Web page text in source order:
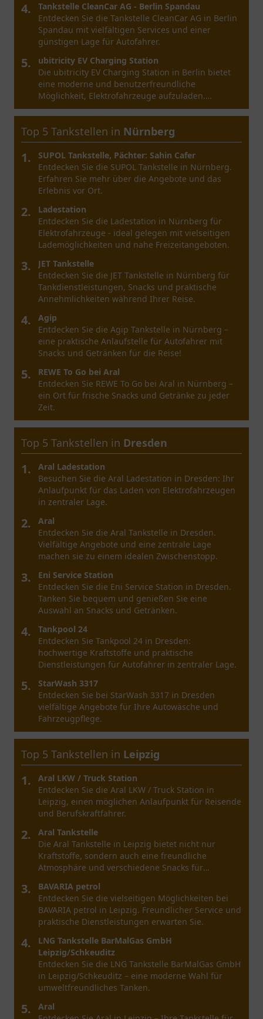
4.
Amc Oil & Gas
Erleben Sie Amc Oil & Gas in Bremen – eine
vielseitige Anlaufstelle für Energielösungen und
Produkte.
5.
Hoyer Automatenstation
Entdecken Sie die Hoyer Automatenstation in
Bremen – eine praktische
Selbstbedienungstankstelle für alle
Kraftstoffbedürfnisse.
Top 5 Tankstellen in Bochum
1.
star Tankstelle
Entdecken Sie die star Tankstelle in Bochum.
Genießen Sie eine entspannte Atmosphäre und
vielfältige Angebote für unterwegs.
2.
Bonjour
Entdecken Sie Bonjour in Bochum - Ihr Ort für
köstliche Backwaren und entspannte Stunden in
angenehmer Atmosphäre.
3.
TotalEnergies Tankstelle
Besuchen Sie die TotalEnergies Tankstelle in
Bochum für kraftvolle Erlebnisse und nützliche
Produkte für unterwegs.
4.
Aral Tankstelle
Besuchen Sie die Aral Tankstelle in Bochum für
schnellen Service und eine große Auswahl an
Produkten.
5.
Aral Tankstelle
Entdecken Sie die Aral Tankstelle Bochum mit ihren
vielfältigen Angeboten und praktischen
Dienstleistungen an der Berliner Straße.
Top 5 Tankstellen in Frankfurt am Main
1.
SOCAR Germany
Entdecken Sie SOCAR Germany in Frankfurt am
Main. Qualität, Bequemlichkeit und ein
umfangreiches Angebot für Autofahrer erwarten
2.
Mainova Ladestation
Entdecken Sie die Mainova Ladestation in Frankfurt
am Main für das Aufladen von Elektrofahrzeugen
und innovative Energielösungen.
3.
Shell
Entdecken Sie die Shell Tankstelle in Frankfurt am
Main – Ihr perfekter Zwischenstopp mit
vielseitigem Service und Produkten!
4.
Eni Service Station
Besuchen Sie die Eni Service Station in Frankfurt
am Main für hochwertige Kraftstoffversorgung und
ein einladendes Einkaufserlebnis.
5.
JOLT Ladestation
Entdecken Sie die JOLT Ladestation in Frankfurt am
Main - die Lösung für schnelles und nachhaltiges
Laden von Elektrofahrzeugen.
Top 5 Tankstellen in Dresden
1.
Aral Ladestation
Besuchen Sie die Aral Ladestation in Dresden: Ihr
Anlaufpunkt für das Laden von Elektrofahrzeugen
in zentraler Lage.
2.
Aral
Entdecken Sie die Aral Tankstelle in Dresden.
Vielfältige Angebote und eine zentrale Lage
machen sie zu einem idealen Zwischenstopp.
3.
Eni Service Station
Entdecken Sie die Eni Service Station in Dresden.
Tanken Sie bequem und genießen Sie eine
Auswahl an Snacks und Getränken.
4.
Tankpool 24
Entdecken Sie Tankpool 24 in Dresden:
hochwertige Kraftstoffe und praktische
Dienstleistungen für Autofahrer in zentraler Lage.
StarWash 3317
Entdecken Sie bei StarWash 3317 in Dresden